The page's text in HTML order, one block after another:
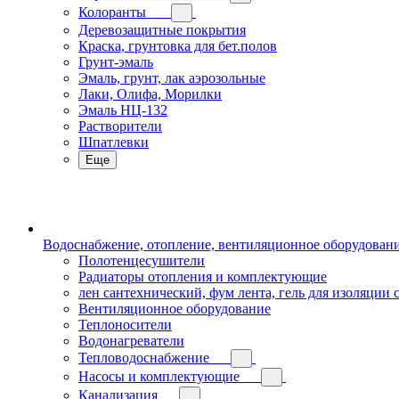
Колоранты
Деревозащитные покрытия
Краска, грунтовка для бет.полов
Грунт-эмаль
Эмаль, грунт, лак аэрозольные
Лаки, Олифа, Морилки
Эмаль НЦ-132
Растворители
Шпатлевки
Еще
Водоснабжение, отопление, вентиляционное
Полотенцесушители
Радиаторы отопления и комплектующие
лен сантехнический, фум лента, гель для изоляции
Вентиляционное оборудование
Теплоносители
Водонагреватели
Тепловодоснабжение
Насосы и комплектующие
Канализация